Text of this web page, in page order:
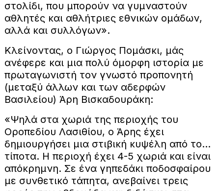
στολίδι, που μπορούν να γυμναστούν
αθλητές και αθλήτριες εθνικών ομάδων,
αλλά και συλλόγων».
Κλείνοντας, ο Γιώργος Πομάσκι, μάς
ανέφερε και μια πολύ όμορφη ιστορία με
πρωταγωνιστή τον γνωστό προπονητή
(μεταξύ άλλων και των αδερφών
Βασιλείου) Άρη Βισκαδουράκη:
«Ψηλά στα χωριά της περιοχής του
Οροπεδίου Λασιθίου, ο Άρης έχει
δημιουργήσει μια στιβική κυψέλη από το…
τίποτα. Η περιοχή έχει 4-5 χωριά και είναι
απόκρημνη. Σε ένα γηπεδάκι ποδοσφαίρου
με συνθετικό τάπητα, ανεβαίνει τρεις